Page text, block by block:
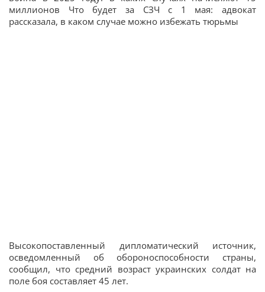
миллионов Что будет за СЗЧ с 1 мая: адвокат
рассказала, в каком случае можно избежать тюрьмы
Высокопоставленный дипломатический источник,
осведомленный об обороноспособности страны,
сообщил, что средний возраст украинских солдат на
поле боя составляет 45 лет.